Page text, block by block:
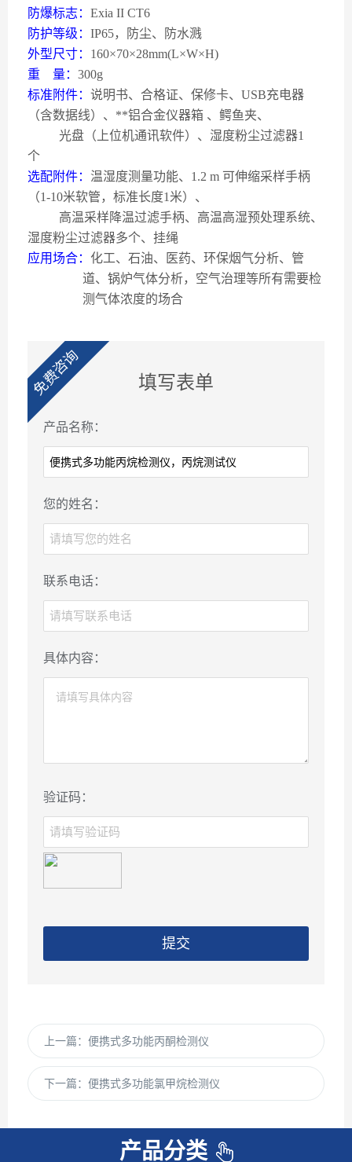
防爆标志： Exia II CT6
防护等级： IP65，防尘、防水溅
外型尺寸： 160×70×28mm(L×W×H)
重
量： 300g
标准附件： 说明书、合格证、保修卡、 USB充电器
（含数据线）、**铝合金仪器箱 、鳄鱼夹、
光盘（上位机通讯软件）、湿度粉尘过滤器1
个
选配附件： 温湿度测量功能、 1.2 m 可伸缩采样手柄
（1-10米软管，标准长度1 米）、
高温采样降温过滤手柄、高温高湿预处理系统、
湿度粉尘过滤器多个、挂绳
应用场合： 化工、石油、医药、环保烟气分析、管
道、锅炉气体分析，空气治理等所有需要检
测气体浓度的场合
免费咨询 填写表单
产品名称：
您的姓名：
联系电话：
具体内容：
验证码：
提交
上一篇： 便携式多功能丙酮检测仪
下一篇： 便携式多功能氯甲烷检测仪
产品分类